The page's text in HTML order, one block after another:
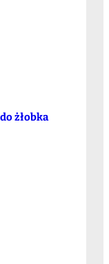
żłobka